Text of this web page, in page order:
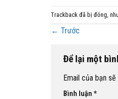
Trackback đã bị đóng,
← Trước
Để lại một
Email của bạn
Bình luận *